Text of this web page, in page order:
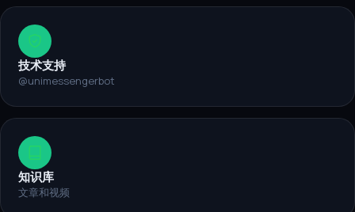
技术支持
@unimessengerbot
知识库
文章和视频